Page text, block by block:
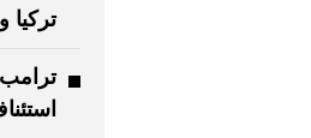
تركيا